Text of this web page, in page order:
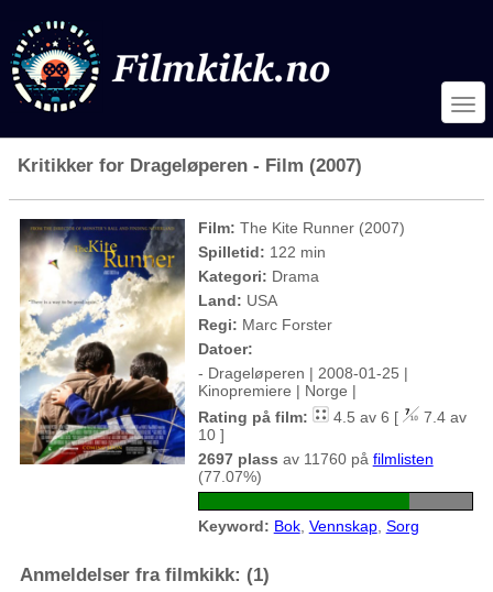
Kritikker for Drageløperen - Film (2007)
Film: The Kite Runner (2007)
Spilletid: 122 min
Kategori: Drama
Land: USA
Regi: Marc Forster
Datoer:
- Drageløperen | 2008-01-25 |
Kinopremiere | Norge |
Rating på film:
4.5 av 6 [
7.4 av
10 ]
2697 plass av 11760 på filmlisten
(77.07%)
Keyword: Bok, Vennskap, Sorg
Anmeldelser fra filmkikk: (1)